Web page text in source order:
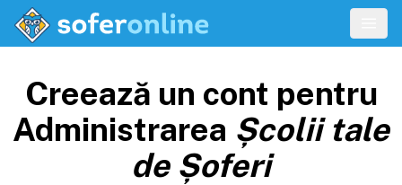
Creează un cont pentru
Administrarea Școlii tale
de Șoferi